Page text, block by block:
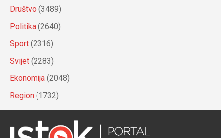
Društvo (3489)
Politika (2640)
Sport (2316)
Svijet (2283)
Ekonomija (2048)
Region (1732)